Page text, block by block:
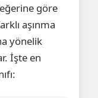
göre
aşınma
yönelik
İşte en